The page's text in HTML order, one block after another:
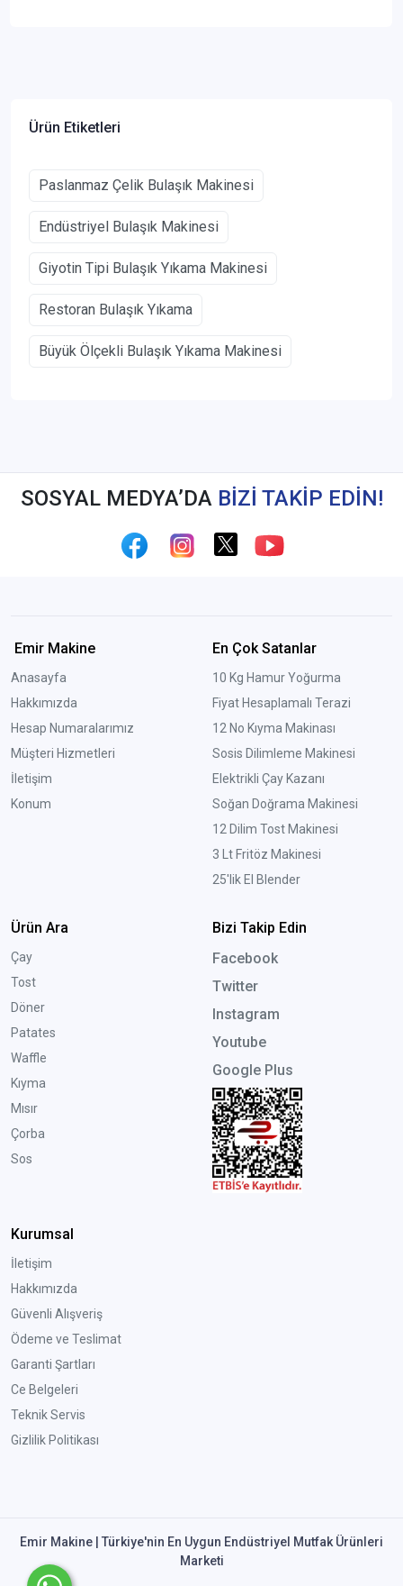
Ürün Etiketleri
Paslanmaz Çelik Bulaşık Makinesi
Endüstriyel Bulaşık Makinesi
Giyotin Tipi Bulaşık Yıkama Makinesi
Restoran Bulaşık Yıkama
Büyük Ölçekli Bulaşık Yıkama Makinesi
SOSYAL MEDYA’DA BİZİ TAKİP EDİN!
Emir Makine
Anasayfa
Hakkımızda
Hesap Numaralarımız
Müşteri Hizmetleri
İletişim
Konum
En Çok Satanlar
10 Kg Hamur Yoğurma
Fiyat Hesaplamalı Terazi
12 No Kıyma Makinası
Sosis Dilimleme Makinesi
Elektrikli Çay Kazanı
Soğan Doğrama Makinesi
12 Dilim Tost Makinesi
3 Lt Fritöz Makinesi
25'lik El Blender
Ürün Ara
Çay
Tost
Döner
Patates
Waffle
Kıyma
Mısır
Çorba
Sos
Bizi Takip Edin
Facebook
Twitter
Instagram
Youtube
Google Plus
Kurumsal
İletişim
Hakkımızda
Güvenli Alışveriş
Ödeme ve Teslimat
Garanti Şartları
Ce Belgeleri
Teknik Servis
Gizlilik Politikası
Emir Makine | Türkiye'nin En Uygun Endüstriyel Mutfak Ürünleri
Marketi